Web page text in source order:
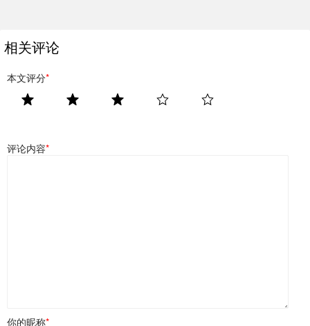
相关评论
本文评分*
评论内容*
你的昵称*